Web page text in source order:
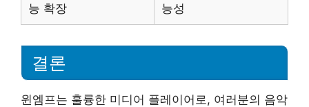
능 확장
능성
결론
윈엠프는 훌륭한 미디어 플레이어로, 여러분의 음악